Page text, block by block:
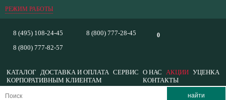
РЕЖИМ РАБОТЫ
0
8 (495) 108-24-45
8 (800) 777-82-57
8 (800) 777-28-45
КАТАЛОГ ДОСТАВКА И ОПЛАТА СЕРВИС О НАС АКЦИИ УЦЕНКА
КОРПОРАТИВНЫМ КЛИЕНТАМ
КОНТАКТЫ